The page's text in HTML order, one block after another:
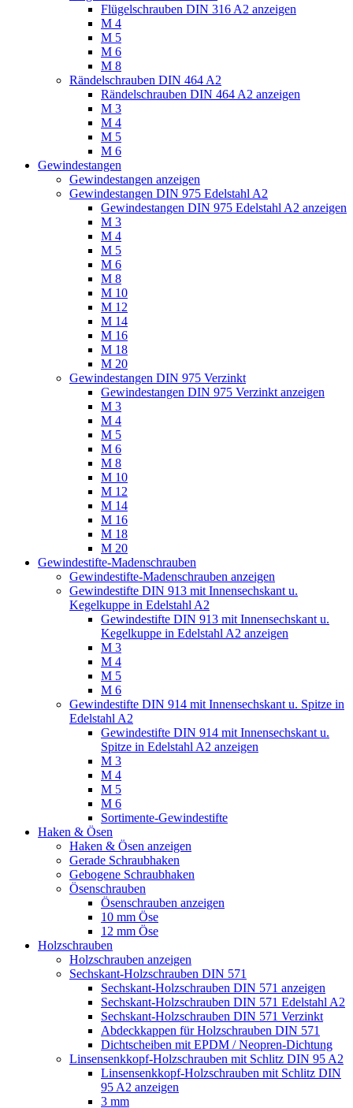
Flügelschrauben DIN 316 A2 anzeigen
M 4
M 5
M 6
M 8
Rändelschrauben DIN 464 A2
Rändelschrauben DIN 464 A2 anzeigen
M 3
M 4
M 5
M 6
Gewindestangen
Gewindestangen anzeigen
Gewindestangen DIN 975 Edelstahl A2
Gewindestangen DIN 975 Edelstahl A2 anzeigen
M 3
M 4
M 5
M 6
M 8
M 10
M 12
M 14
M 16
M 18
M 20
Gewindestangen DIN 975 Verzinkt
Gewindestangen DIN 975 Verzinkt anzeigen
M 3
M 4
M 5
M 6
M 8
M 10
M 12
M 14
M 16
M 18
M 20
Gewindestifte-Madenschrauben
Gewindestifte-Madenschrauben anzeigen
Gewindestifte DIN 913 mit Innensechskant u.
Kegelkuppe in Edelstahl A2
Gewindestifte DIN 913 mit Innensechskant u.
Kegelkuppe in Edelstahl A2 anzeigen
M 3
M 4
M 5
M 6
Gewindestifte DIN 914 mit Innensechskant u. Spitze in
Edelstahl A2
Gewindestifte DIN 914 mit Innensechskant u.
Spitze in Edelstahl A2 anzeigen
M 3
M 4
M 5
M 6
Sortimente-Gewindestifte
Haken & Ösen
Haken & Ösen anzeigen
Gerade Schraubhaken
Gebogene Schraubhaken
Ösenschrauben
Ösenschrauben anzeigen
10 mm Öse
12 mm Öse
Holzschrauben
Holzschrauben anzeigen
Sechskant-Holzschrauben DIN 571
Sechskant-Holzschrauben DIN 571 anzeigen
Sechskant-Holzschrauben DIN 571 Edelstahl A2
Sechskant-Holzschrauben DIN 571 Verzinkt
Abdeckkappen für Holzschrauben DIN 571
Dichtscheiben mit EPDM / Neopren-Dichtung
Linsensenkkopf-Holzschrauben mit Schlitz DIN 95 A2
Linsensenkkopf-Holzschrauben mit Schlitz DIN
95 A2 anzeigen
3 mm